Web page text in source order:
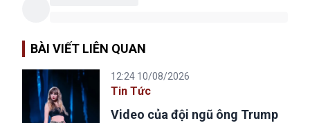
BÀI VIẾT LIÊN QUAN
12:24 10/08/2026
Tin Tức
Video của đội ngũ ông Trump